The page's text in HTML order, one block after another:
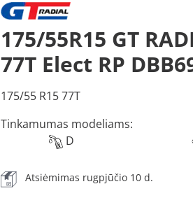
175/55R15 GT
77T Elect RP
175/55 R15 77T
Tinkamumas modeliams:
D
Atsiėmimas rugpjūčio 10 d.